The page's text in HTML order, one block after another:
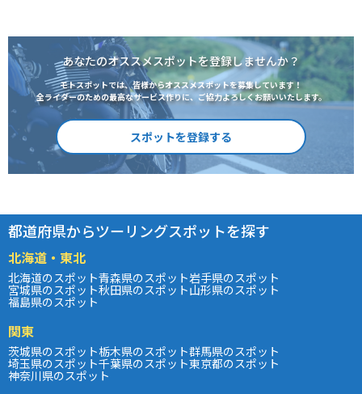
あなたのオススメスポットを登録しませんか？
モトスポットでは、皆様からオススメスポットを募集しています！
全ライダーのための最高なサービス作りに、ご協力よろしくお願いいたします。
スポットを登録する
都道府県からツーリングスポットを探す
北海道・東北
北海道のスポット青森県のスポット岩手県のスポット
宮城県のスポット秋田県のスポット山形県のスポット
福島県のスポット
関東
茨城県のスポット栃木県のスポット群馬県のスポット
埼玉県のスポット千葉県のスポット東京都のスポット
神奈川県のスポット